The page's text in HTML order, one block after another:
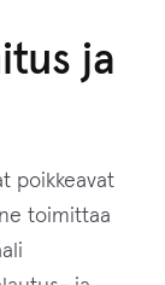
ja
poikkeavat
toimittaa